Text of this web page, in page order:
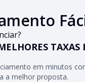
TAXAS
em minutos
a melhor proposta.